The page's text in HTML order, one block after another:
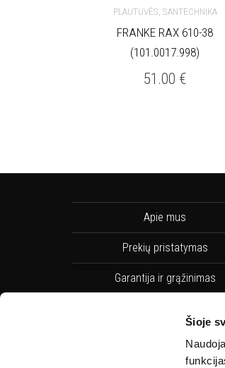
Šioje
Į KREPŠELĮ
PLAUTUVĖS, SANTECHNIKA
FRANKE RAX 610-38
(101.0017.998)
51.00 €
Apie mus
Prekių pristatymas
Garantija ir grąžinimas
Privatumo Politika